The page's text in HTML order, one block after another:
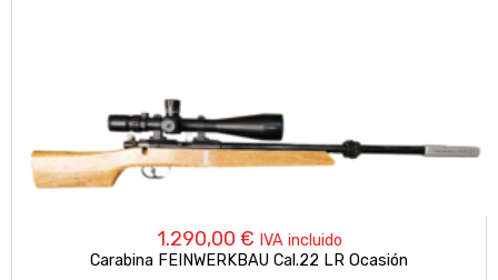
1.290,00 € IVA incluido
Carabina FEINWERKBAU Cal.22 LR Ocasión